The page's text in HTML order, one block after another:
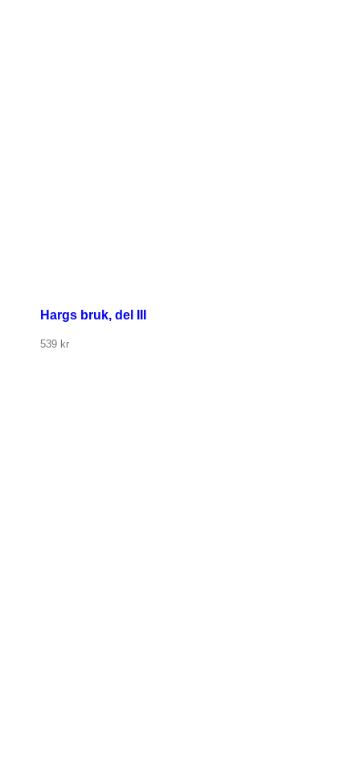
Hargs bruk, del III
539 kr